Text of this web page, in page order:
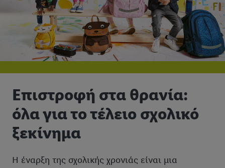
Επιστροφή στα θρανία:
όλα για το τέλειο σχολικό
ξεκίνημα
Η έναρξη της σχολικής χρονιάς είναι μια